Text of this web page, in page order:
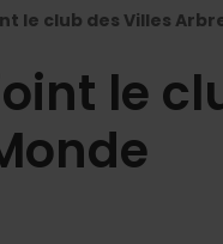
le club des Villes
le